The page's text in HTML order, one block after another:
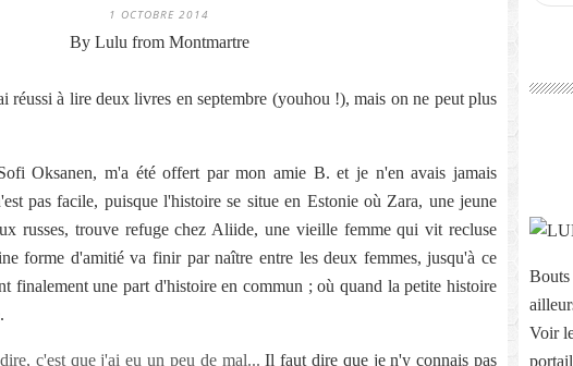
1 OCTOBRE 2014
By Lulu from Montmartre
réussi à lire deux livres en septembre (youhou !), mais on ne peut plus
Oksanen, m'a été offert par mon amie B. et je n'en avais jamais
pas facile, puisque l'histoire se situe en Estonie où Zara, une jeune
russes, trouve refuge chez Aliide, une vieille femme qui vit recluse
forme d'amitié va finir par naître entre les deux femmes, jusqu'à ce
finalement une part d'histoire en commun ; où quand la petite histoire
c'est que j'ai eu un peu de mal...Il faut dire que je n'y connais pas
Bouts
Voir